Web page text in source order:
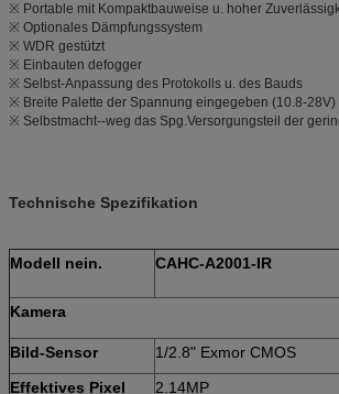
※ Portable mit Kompaktbauweise u. hoher
※ Optionales Dämpfungssystem
※ WDR gestützt
※ Einbauten defogger
※ Selbst-Anpassung des Protokolls u. des Bauds
※ Breite Palette der Spannung eingegeben (10.8-28V)
※ Selbstmacht--weg das Spg.Versorgungsteil der
Technische Spezifikation
Modell nein. CAHC-A2001-IR
Kamera
Bild-Sensor
1/2.8" Exmor CMOS
Effektives Pixel
2.14MP